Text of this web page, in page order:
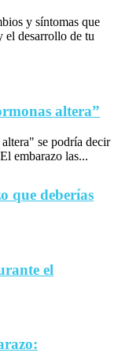
y síntomas que
el desarrollo de tu
altera”
se podría decir
embarazo las...
que deberías
el